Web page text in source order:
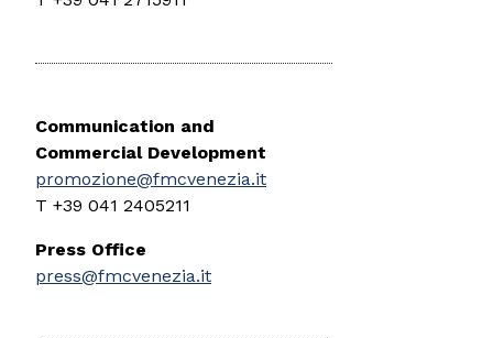
Communication and
Commercial Development
promozione@fmcvenezia.it
T +39 041 2405211
Press Office
press@fmcvenezia.it